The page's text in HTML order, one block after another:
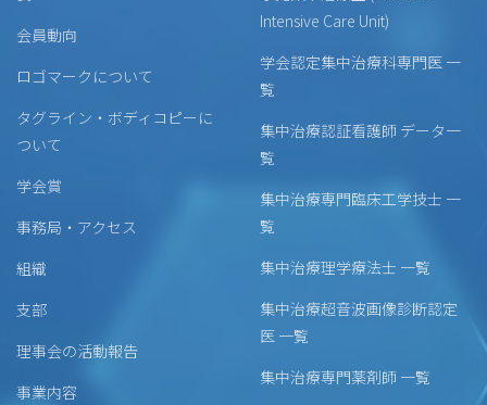
会員動向
ロゴマークについて
タグライン・ボディコピーに
ついて
学会賞
事務局・アクセス
組織
支部
理事会の活動報告
事業内容
Intensive Care Unit)
学会認定集中治療科専門医 一
覧
集中治療認証看護師 データ一
覧
集中治療専門臨床工学技士 一
覧
集中治療理学療法士 一覧
集中治療超音波画像診断認定
医 一覧
集中治療専門薬剤師 一覧